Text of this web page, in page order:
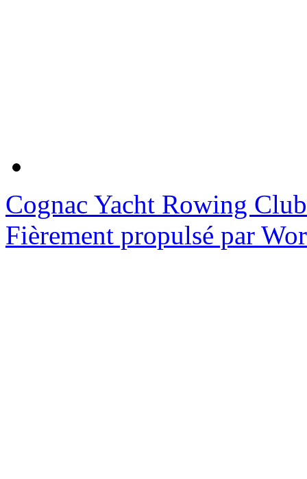
Cognac Yacht Rowing Club
Fièrement propulsé par